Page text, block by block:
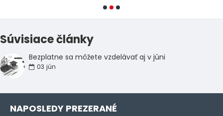
Súvisiace články
Bezplatne sa môžete vzdelávať aj v júni
03 jún
NAPOSLEDY PREZERANÉ